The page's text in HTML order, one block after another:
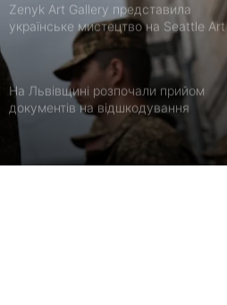
Zenyk Art Gallery представила
українське мистецтво на Seattle Art
Fair та налагодила медичне
партнерство з Вашингтоном
На Львівщині розпочали прийом
документів на відшкодування
вартості племінних нетелей